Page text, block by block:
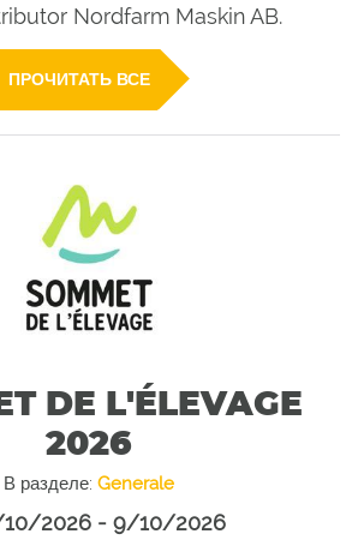
Nordfarm Maskin AB.
ПРОЧИТАТЬ ВСЕ
DE L'ÉLEVAGE
2026
В разделе: Generale
2026 - 9/10/2026